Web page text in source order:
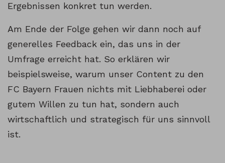
Ergebnissen konkret tun werden.
Am Ende der Folge gehen wir dann noch auf
generelles Feedback ein, das uns in der
Umfrage erreicht hat. So erklären wir
beispielsweise, warum unser Content zu den
FC Bayern Frauen nichts mit Liebhaberei oder
gutem Willen zu tun hat, sondern auch
wirtschaftlich und strategisch für uns sinnvoll
ist.